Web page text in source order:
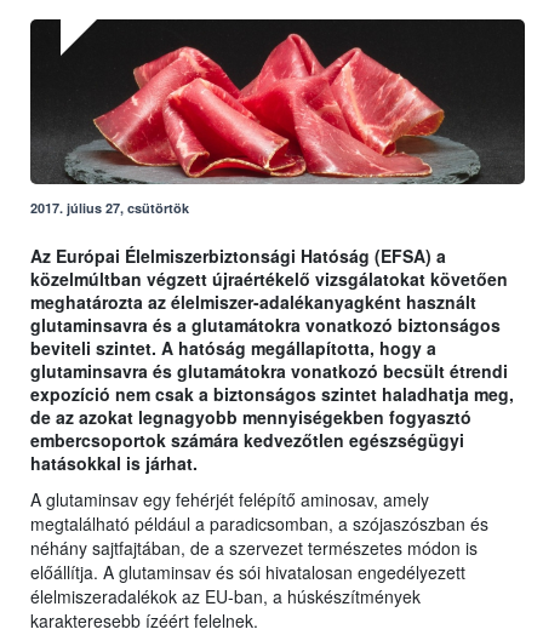
2017. július 27, csütörtök
Az Európai Élelmiszerbiztonsági Hatóság (EFSA) a
közelmúltban végzett újraértékelő vizsgálatokat követően
meghatározta az élelmiszer-adalékanyagként használt
glutaminsavra és a glutamátokra vonatkozó biztonságos
beviteli szintet. A hatóság megállapította, hogy a
glutaminsavra és glutamátokra vonatkozó becsült étrendi
expozíció nem csak a biztonságos szintet haladhatja meg,
de az azokat legnagyobb mennyiségekben fogyasztó
embercsoportok számára kedvezőtlen egészségügyi
hatásokkal is járhat.
A glutaminsav egy fehérjét felépítő aminosav, amely
megtalálható például a paradicsomban, a szójaszószban és
néhány sajtfajtában, de a szervezet természetes módon is
előállítja. A glutaminsav és sói hivatalosan engedélyezett
élelmiszeradalékok az EU-ban, a húskészítmények
karakteresebb ízéért felelnek.